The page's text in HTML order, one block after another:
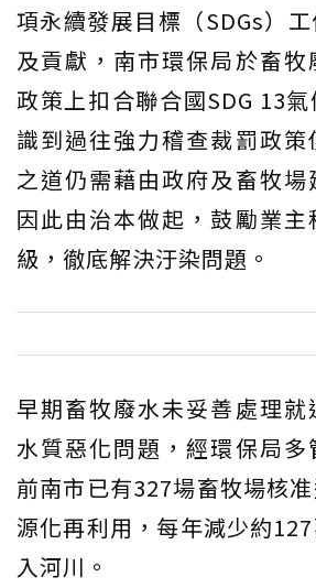
項永續發展目標（SDGs）
及貢獻，南市環保局於畜牧
政策上扣合聯合國SDG 13
識到過往強力稽查裁罰政策
之道仍需藉由政府及畜牧場
因此由治本做起，鼓勵業主
級，徹底解決汙染問題。
早期畜牧廢水未妥善處理就
水質惡化問題，經環保局多
前南市已有327場畜牧場核
源化再利用，每年減少約
入河川。